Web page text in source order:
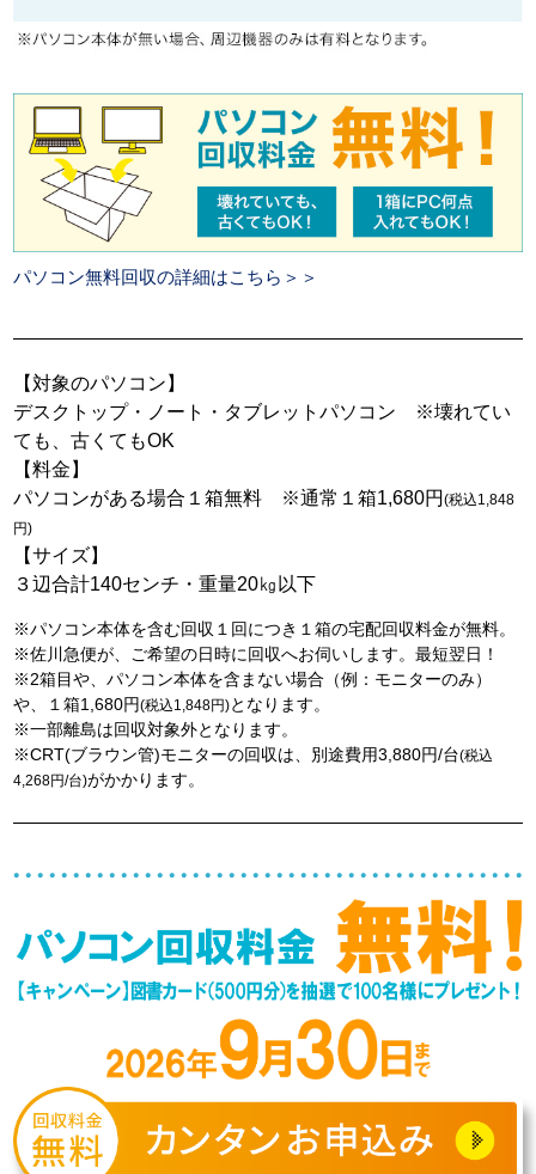
パソコン無料回収の詳細はこちら＞＞
【対象のパソコン】
デスクトップ・ノート・タブレットパソコン ※壊れてい
ても、古くてもOK
【料金】
パソコンがある場合１箱無料 ※通常１箱1,680円(税込1,848
円)
【サイズ】
３辺合計140センチ・重量20㎏以下
※パソコン本体を含む回収１回につき１箱の宅配回収料金が無料。
※佐川急便が、ご希望の日時に回収へお伺いします。最短翌日！
※2箱目や、パソコン本体を含まない場合（例：モニターのみ）
や、１箱1,680円(税込1,848円)となります。
※一部離島は回収対象外となります。
※CRT(ブラウン管)モニターの回収は、別途費用3,880円/台(税込
4,268円/台)がかかります。